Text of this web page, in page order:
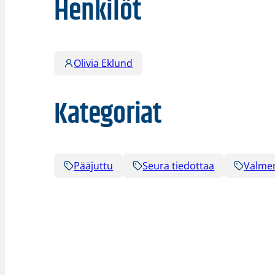
Henkilöt
Olivia Eklund
Kategoriat
Pääjuttu Seura tiedottaa